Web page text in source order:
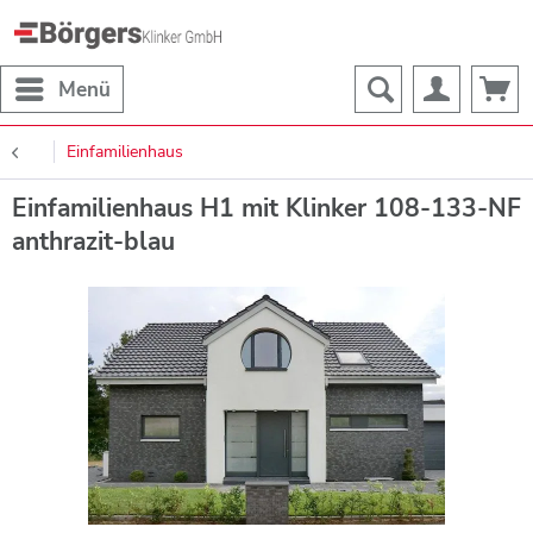
Menü
Einfamilienhaus
Einfamilienhaus H1 mit Klinker 108-133-NF
anthrazit-blau